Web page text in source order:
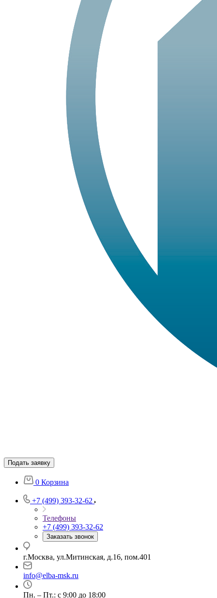
Подать заявку
0 Корзина
+7 (499) 393-32-62
Телефоны
+7 (499) 393-32-62
Заказать звонок
г.Москва, ул.Митинская, д.16, пом.401
info@elba-msk.ru
Пн. – Пт.: с 9:00 до 18:00